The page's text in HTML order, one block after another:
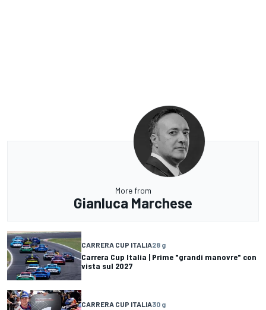
More from
Gianluca Marchese
CARRERA CUP ITALIA28 g
Carrera Cup Italia | Prime "grandi manovre" con
vista sul 2027
CARRERA CUP ITALIA30 g